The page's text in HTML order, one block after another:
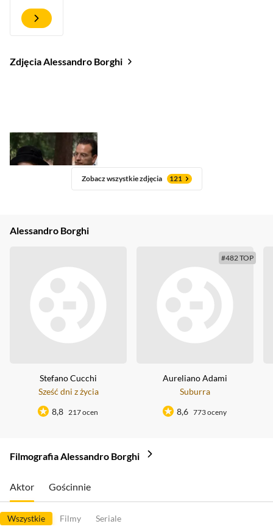
Zdjęcia Alessandro Borghi
Zobacz wszystkie zdjęcia 121
Alessandro Borghi
Stefano Cucchi
Sześć dni z życia
8,8 217 ocen
#482 TOP
Aureliano Adami
Suburra
8,6 773 oceny
Filmografia Alessandro Borghi
Aktor Gościnnie
Wszystkie Filmy
Seriale